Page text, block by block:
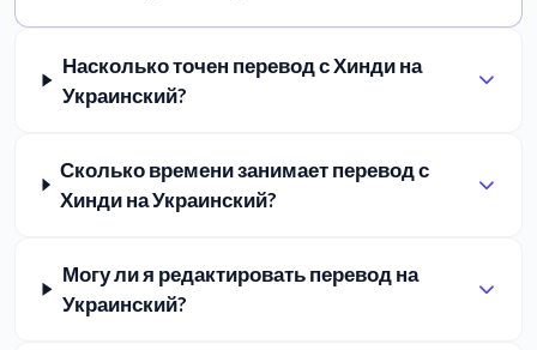
Насколько точен перевод с Хинди на
Украинский?
Сколько времени занимает перевод с
Хинди на Украинский?
Могу ли я редактировать перевод на
Украинский?